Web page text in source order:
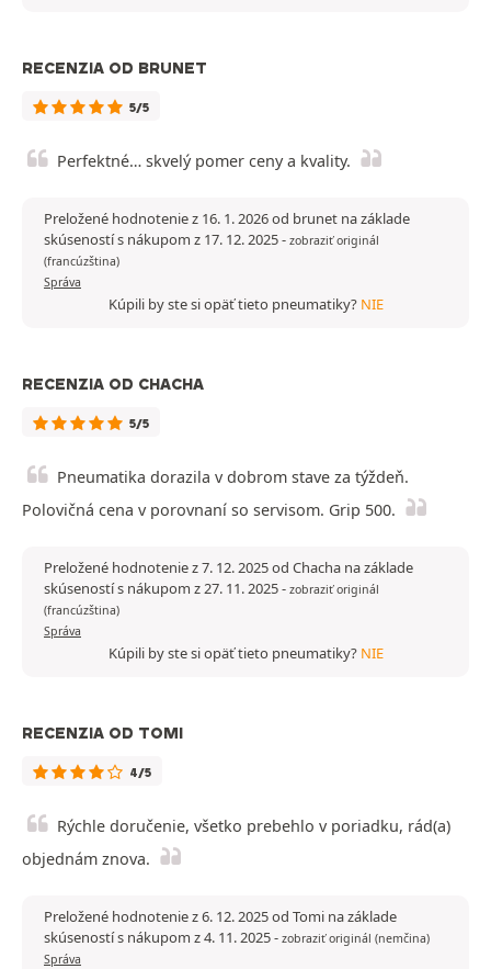
RECENZIA OD BRUNET
5/5
Perfektné… skvelý pomer ceny a kvality.
Preložené hodnotenie z 16. 1. 2026 od brunet na základe
skúseností s nákupom z 17. 12. 2025- zobraziť originál
(francúzština)
Správa
Kúpili by ste si opäť tieto pneumatiky? NIE
RECENZIA OD CHACHA
5/5
Pneumatika dorazila v dobrom stave za týždeň.
Polovičná cena v porovnaní so servisom. Grip 500.
Preložené hodnotenie z 7. 12. 2025 od Chacha na základe
skúseností s nákupom z 27. 11. 2025- zobraziť originál
(francúzština)
Správa
Kúpili by ste si opäť tieto pneumatiky? NIE
RECENZIA OD TOMI
4/5
Rýchle doručenie, všetko prebehlo v poriadku, rád(a)
objednám znova.
Preložené hodnotenie z 6. 12. 2025 od Tomi na základe
skúseností s nákupom z 4. 11. 2025- zobraziť originál (nemčina)
Správa